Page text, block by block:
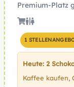
Premium-Platz
1
Heute: 2
Kaffee kaufen,